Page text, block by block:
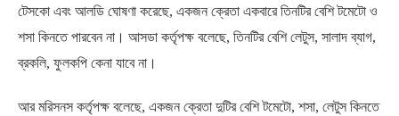
টেসকো এবং আলডি ঘোষণা করেছে, একজন ক্রেতা একবারে তিনটির বেশি টমেটো ও
শসা কিনতে পারবেন না। আসডা কর্তৃপক্ষ বলেছে, তিনটির বেশি লেটুস, সালাদ ব্যাগ,
ব্রকলি, ফুলকপি কেনা যাবে না।
আর মরিসনস কর্তৃপক্ষ বলেছে, একজন ক্রেতা দুটির বেশি টমেটো, শসা, লেটুস কিনতে